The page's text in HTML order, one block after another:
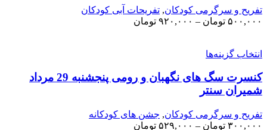
و سرگرمی کودکان,تفریحات آبی کودکان
تومان– ۹۲۰,۰۰۰ تومان
گزینه‌ها
کنسرت سگ های نگهبان و رومی پنجشنبه 29 مرداد
سنتر
و سرگرمی کودکان,جشن های کودکانه
تومان– ۵۲۹,۰۰۰ تومان